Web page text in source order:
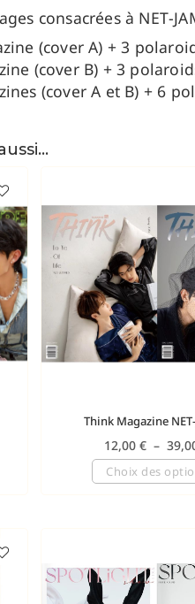
consacrées à NET-
(cover A) + 3
(cover B) + 3
(cover A et B) + 6
Think Magazine
12,00€ –
Choix des